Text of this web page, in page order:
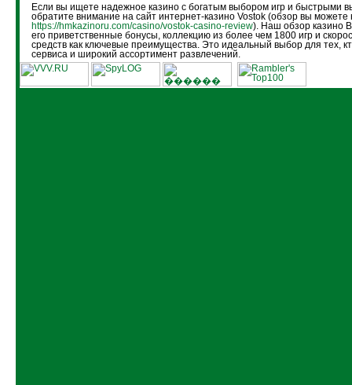
Если вы ищете надежное казино с богатым выбором игр и быстрыми
обратите внимание на сайт интернет-казино Vostok (обзор вы можете
https://hmkazinoru.com/casino/vostok-casino-review). Наш обзор казино
его приветственные бонусы, коллекцию из более чем 1800 игр и
средств как ключевые преимущества. Это идеальный выбор для тех,
сервиса и широкий ассортимент развлечений.